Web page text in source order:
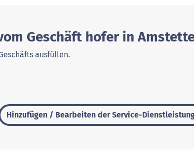
Geschäft hofer in
ausfüllen.
Hinzufügen / Bearbeiten der Service-